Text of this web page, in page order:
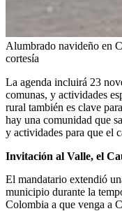
Alumbrado navideño en
cortesía
La agenda incluirá 23
comunas, y actividades
rural también es clave
hay una comunidad que
y actividades para que el
Invitación al Valle, el
El mandatario extendió
municipio durante la
Colombia a que venga a